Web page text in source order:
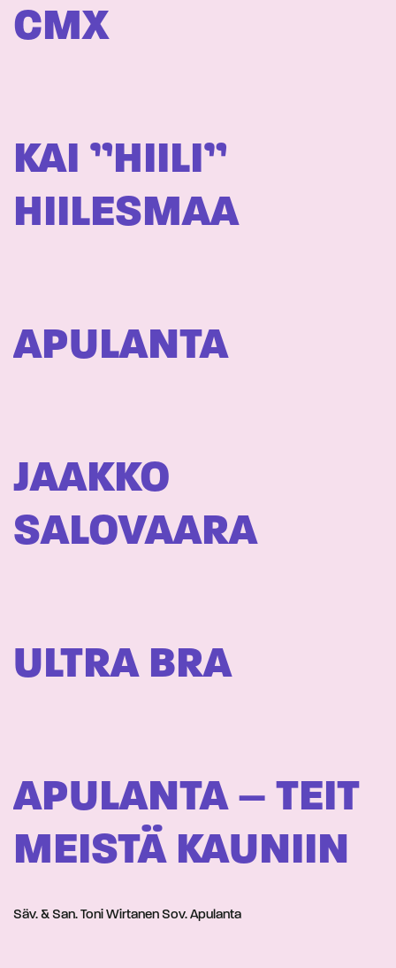
CMX
KAI ”HIILI”
HIILESMAA
APULANTA
JAAKKO
SALOVAARA
ULTRA BRA
APULANTA – TEIT
MEISTÄ KAUNIIN
Säv. & San. Toni Wirtanen Sov. Apulanta